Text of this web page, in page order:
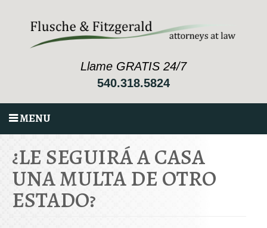
Llame GRATIS 24/7
540.318.5824
MENU
¿LE SEGUIRÁ A CASA
UNA MULTA DE OTRO
ESTADO?